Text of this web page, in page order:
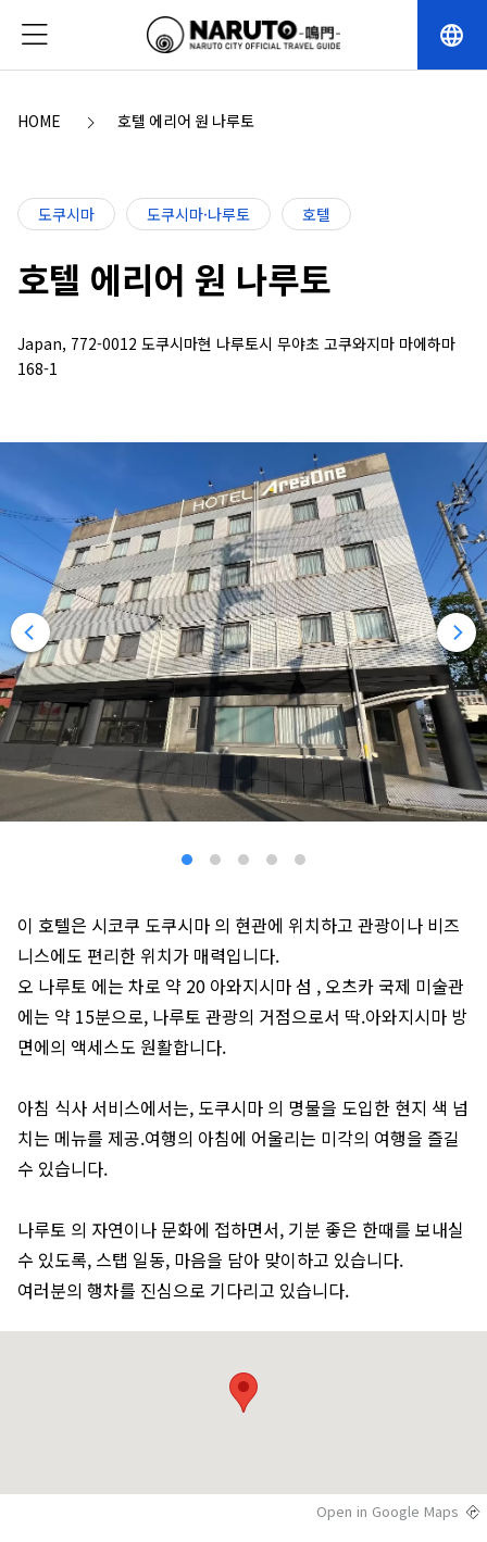
language
HOME 호텔 에리어 원 나루토
도쿠시마 도쿠시마·나루토 호텔
호텔 에리어 원 나루토
Japan, 772-0012 도쿠시마현 나루토시 무야초 고쿠와지마 마에하마
168-1
이 호텔은 시코쿠 도쿠시마 의 현관에 위치하고 관광이나 비즈
니스에도 편리한 위치가 매력입니다.
오 나루토 에는 차로 약 20 아와지시마 섬 , 오츠카 국제 미술관
에는 약 15분으로, 나루토 관광의 거점으로서 딱.아와지시마 방
면에의 액세스도 원활합니다.
아침 식사 서비스에서는, 도쿠시마 의 명물을 도입한 현지 색 넘
치는 메뉴를 제공.여행의 아침에 어울리는 미각의 여행을 즐길
수 있습니다.
나루토 의 자연이나 문화에 접하면서, 기분 좋은 한때를 보내실
수 있도록, 스탭 일동, 마음을 담아 맞이하고 있습니다.
여러분의 행차를 진심으로 기다리고 있습니다.
Open in Google Maps